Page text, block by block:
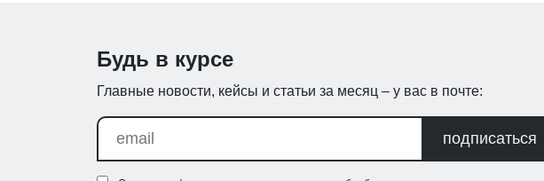
Будь в курсе
Главные новости, кейсы и статьи за месяц – у вас в почте:
подписаться